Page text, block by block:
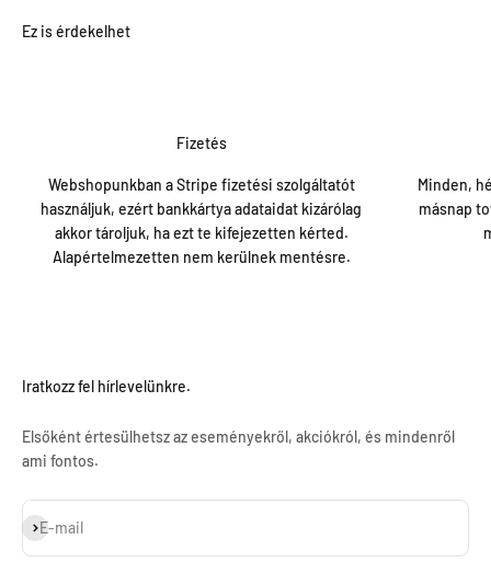
Fizetés
Webshopunkban a Stripe fizetési szolgáltatót
használjuk, ezért bankkártya adataidat kizárólag
akkor tároljuk, ha ezt te kifejezetten kérted.
Alapértelmezetten nem kerülnek mentésre.
Minden,
másnap
Iratkozz fel hírlevelünkre.
Elsőként értesülhetsz az eseményekről, akciókról, és mindenről
ami fontos.
E-mail
Feliratkozás